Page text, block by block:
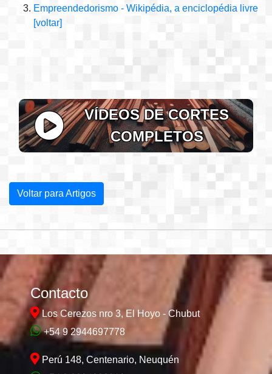
Empreendedorismo - Wikipédia, a enciclopédia livre
[voltar]
VÍDEOS DE CORTES
COMPLETOS
Voltar para Artigos
Contacto
Los Cerezos nro 3, El Hoyo - Chubut
+54 9 2944697778
Perú 148, Centenario, Neuquén